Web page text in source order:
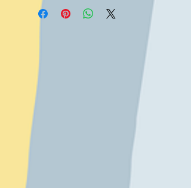
skadelige stoffer i henhold til
internasjonale standarder.